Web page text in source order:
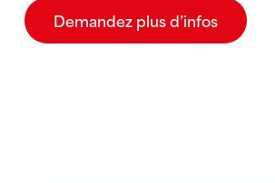
Demandez plus d’infos